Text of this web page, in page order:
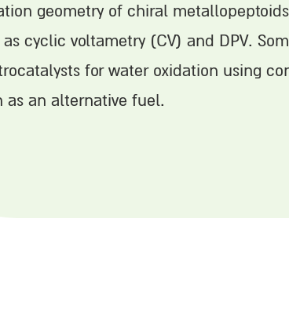
geometry of chiral
cyclic voltametry (CV) and DPV.
for water oxidation using
as an alternative fuel.